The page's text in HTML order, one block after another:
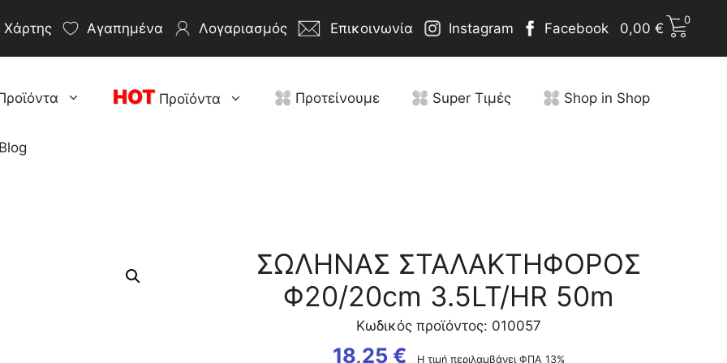
Χάρτης Αγαπημένα Λογαριασμός Επικοινωνία Instagram Facebook 0,00 €
0
HOT Προϊόντα Προτείνουμε Super Τιμές Shop in Shop
Blog
ΣΩΛΗΝΑΣ ΣΤΑΛΑΚΤΗΦΟΡΟΣ
Φ20/20cm 3.5LT/HR 50m
Κωδικός προϊόντος: 010057
18,25 € Η τιμή περιλαμβάνει ΦΠΑ 13%